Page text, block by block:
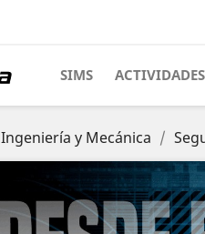
SIMS ACTIVIDADES
Ingeniería y Mecánica